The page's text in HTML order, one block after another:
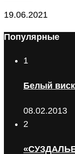
19.06.2021
Популярные
1
Белый
08.02.2013
2